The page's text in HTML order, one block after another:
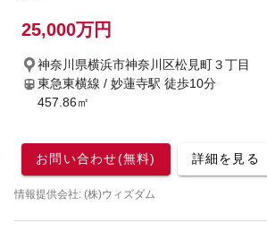
25,000万円
神奈川県横浜市神奈川区松見町３丁目
東急東横線 / 妙蓮寺駅 徒歩10分
457.86㎡
お問い合わせ(無料) 詳細を見る
情報提供会社: (株)ウィズダム